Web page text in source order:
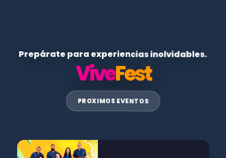
Prepárate para experiencias inolvidables.
ViveFest
PROXIMOS EVENTOS